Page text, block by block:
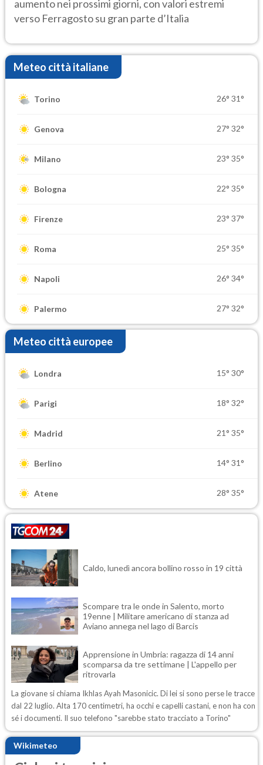
aumento nei prossimi giorni, con valori estremi
verso Ferragosto su gran parte d’Italia
Meteo città italiane
Torino 26° 31°
Genova 27° 32°
Milano 23° 35°
Bologna 22° 35°
Firenze 23° 37°
Roma 25° 35°
Napoli 26° 34°
Palermo 27° 32°
Meteo città europee
Londra 15° 30°
Parigi 18° 32°
Madrid 21° 35°
Berlino 14° 31°
Atene 28° 35°
Caldo, lunedì ancora bollino rosso in 19 città
Scompare tra le onde in Salento, morto
19enne | Militare americano di stanza ad
Aviano annega nel lago di Barcis
Apprensione in Umbria: ragazza di 14 anni
scomparsa da tre settimane | L'appello per
ritrovarla
La giovane si chiama Ikhlas Ayah Masonicic. Di lei si sono perse le tracce
dal 22 luglio. Alta 170 centimetri, ha occhi e capelli castani, e non ha con
sé i documenti. Il suo telefono "sarebbe stato tracciato a Torino"
Wikimeteo